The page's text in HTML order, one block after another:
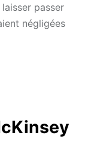
passer
négligées